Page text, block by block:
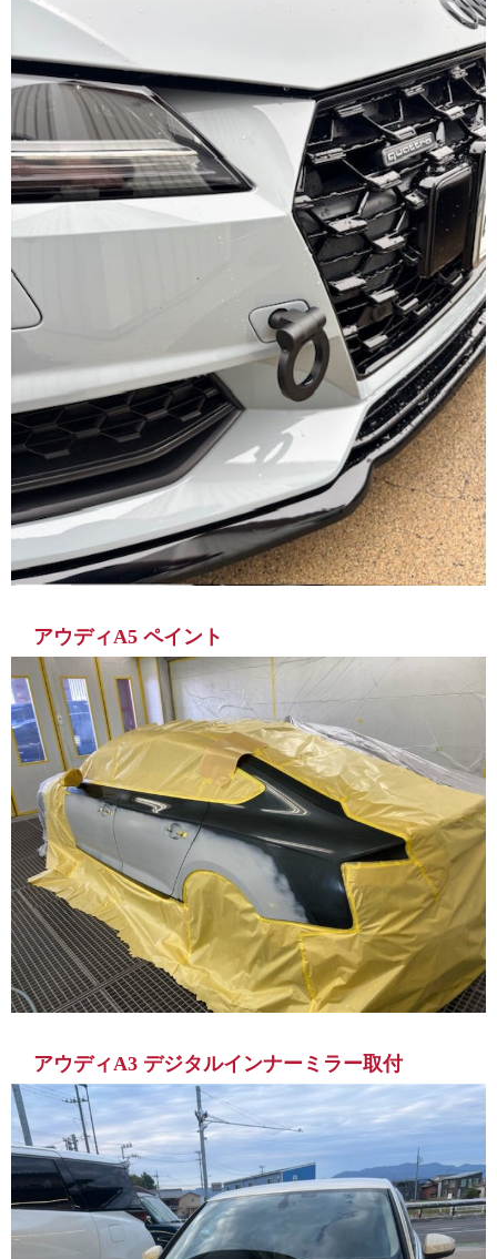
アウディA5 ペイント
アウディA3 デジタルインナーミラー取付